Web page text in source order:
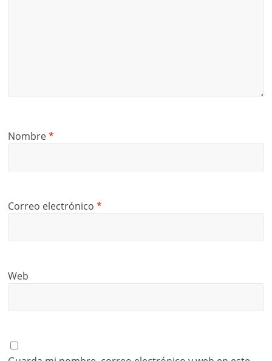
Nombre*
Correo electrónico*
Web